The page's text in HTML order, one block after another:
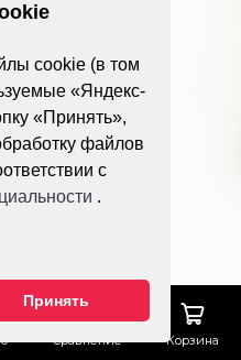
cookie (в том
«Яндекс-
«Принять»,
файлов
с
.
Принять
Сравнение Корзина